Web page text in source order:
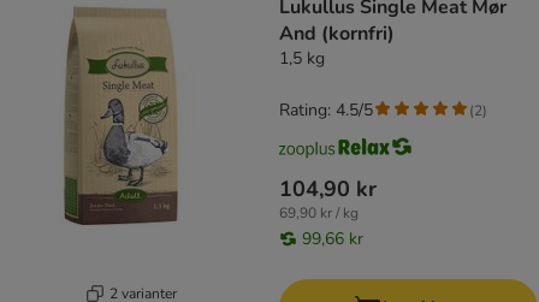
2 varianter
Lukullus Single Meat Mør
And (kornfri)
1,5 kg
104,90 kr
69,90 kr / kg
99,66 kr
Rating: 4.5/5 (2)